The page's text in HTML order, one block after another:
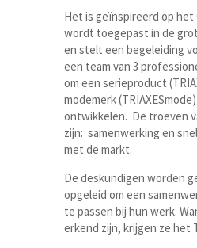
Het is geïnspireerd op het
wordt toegepast in de
en stelt een begeleiding
een team van 3
om een serieproduct
modemerk
ontwikkelen. De troeven
zijn: samenwerking en
met de markt.
De deskundigen worden
opgeleid om een
te passen bij hun werk.
erkend zijn, krijgen ze het